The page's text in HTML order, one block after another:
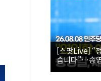
[스팟Live] “정청래 후보 그동안 고생 많이 했
습니다”…송영길,
더불어민주당